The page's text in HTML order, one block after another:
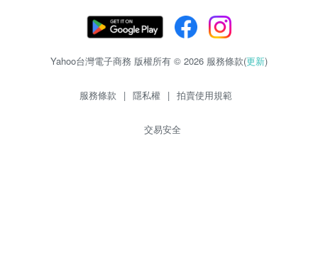
Yahoo台灣電子商務 版權所有 © 2026 服務條款(更新)
服務條款 | 隱私權 | 拍賣使用規範
交易安全